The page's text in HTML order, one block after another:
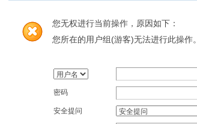
您无权进行当前操作，原因如下：
您所在的用户组(游客)无法进行此操作。
密码
安全提问